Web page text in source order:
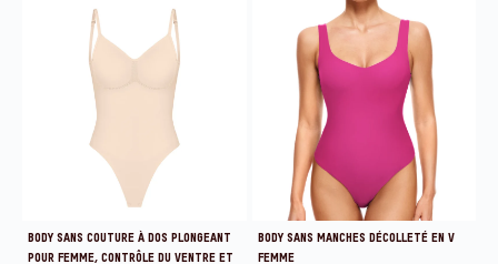
BODY SANS COUTURE À DOS PLONGEANT
POUR FEMME, CONTRÔLE DU VENTRE ET
BODY SANS MANCHES DÉCOLLETÉ EN V
FEMME